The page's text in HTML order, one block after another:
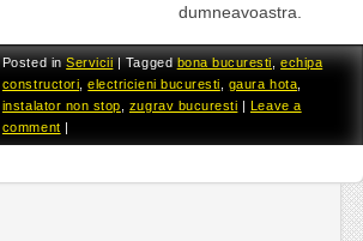
dumneavoastra.
Posted inServicii |Taggedbona bucuresti,echipa
constructori ,electricieni bucuresti gaura hota
instalator non stop
zugrav bucuresti | Leave a
comment |